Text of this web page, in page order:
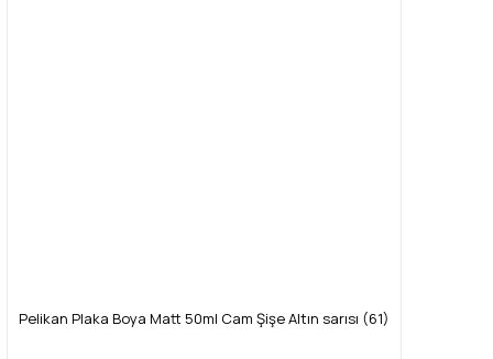
Pelikan Plaka Boya Matt 50ml Cam Şişe Altın sarısı (61)